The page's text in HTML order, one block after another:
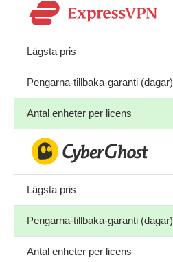
Lägsta pris
Pengarna-tillbaka-garanti (dagar)
Antal enheter per licens
Lägsta pris
Pengarna-tillbaka-garanti (dagar)
Antal enheter per licens